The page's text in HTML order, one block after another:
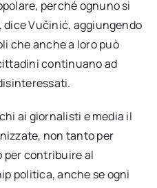
perché ognuno si
dice Vučinić, aggiungendo
che anche a loro può
continuano ad
ai giornalisti e media il
non tanto per
per contribuire al
politica, anche se ogni